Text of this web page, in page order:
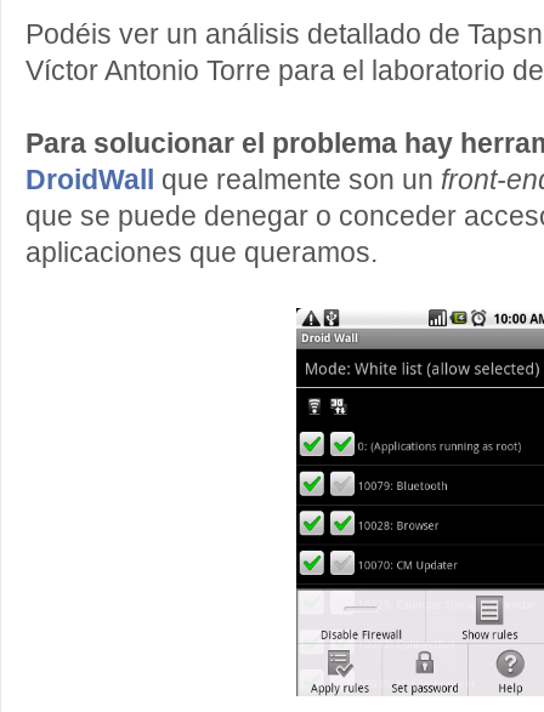
Podéis ver un análisis detallado de
Víctor Antonio Torre para el laboratorio
Para solucionar el problema hay
DroidWall
que realmente son un front-
que se puede denegar o conceder
aplicaciones que queramos.